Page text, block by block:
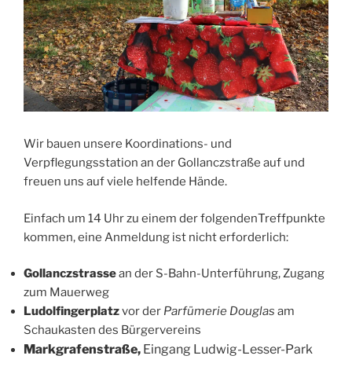
Wir bauen unsere Koordinations- und
Verpflegungsstation an der Gollanczstraße auf und
freuen uns auf viele helfende Hände.
Einfach um 14 Uhr zu einem der folgendenTreffpunkte
kommen, eine Anmeldung ist nicht erforderlich:
Gollanczstrassean der S-Bahn-Unterführung, Zugang
zum Mauerweg
Ludolfingerplatzvor der Parfümerie Douglas am
Schaukasten des Bürgervereins
Markgrafenstraße, Eingang Ludwig-Lesser-Park